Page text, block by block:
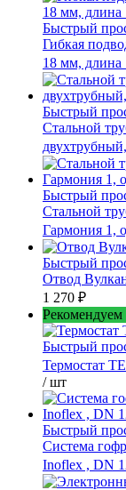
Быстрый
Гибкая
18 мм, длина
Быстрый
Стальной
Быстрый
Стальной
Гармония 1,
Быстрый
Отвод
1 270 ₽
Рекомендуем
Быстрый
Термостат
/ шт
Быстрый
Cистема
Inoflex , DN